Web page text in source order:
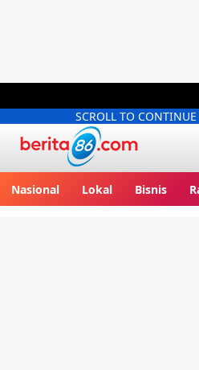
SCROLL TO
Nasional Lokal Bisnis